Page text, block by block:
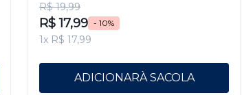
R$ 19,99
R$ 17,99 - 10%
1x R$ 17,99
ADICIONAR